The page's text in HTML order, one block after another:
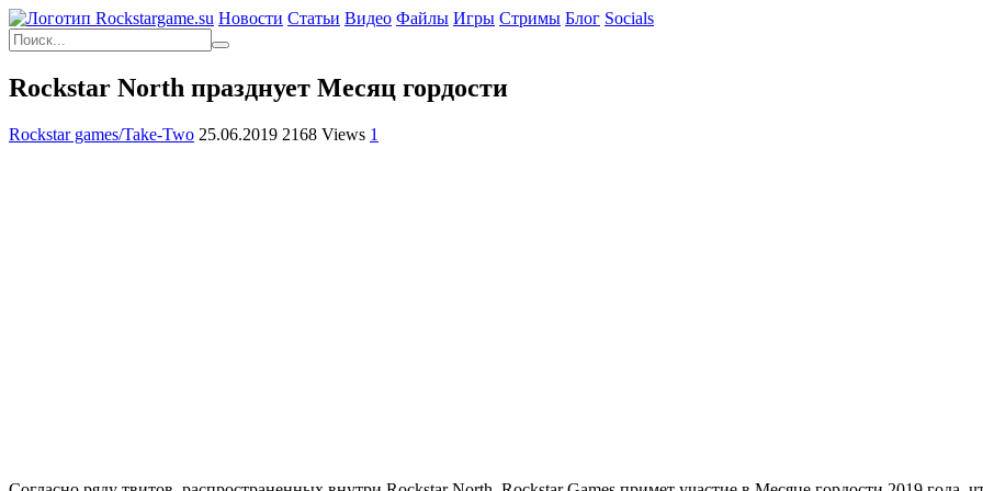
Новости Статьи Видео Файлы Игры Cтримы Блог Socials
Rockstar North празднует Месяц гордости
Rockstar games/Take-Two 25.06.2019 2168 Views 1